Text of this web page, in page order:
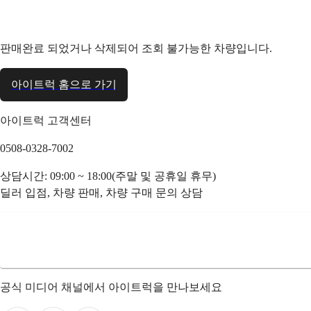
판매완료 되었거나 삭제되어 조회 불가능한 차량입니다.
아이트럭 홈으로 가기
아이트럭 고객센터
0508-0328-7002
상담시간: 09:00 ~ 18:00(주말 및 공휴일 휴무)
딜러 입점, 차량 판매, 차량 구매 문의 상담
공식 미디어 채널에서 아이트럭을 만나보세요